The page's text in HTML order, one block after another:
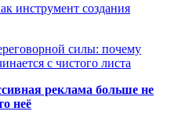
инструмент создания
силы: почему
с чистого листа
реклама больше не
неё